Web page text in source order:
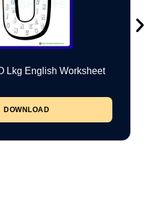
Lkg English Worksheet
DOWNLOAD